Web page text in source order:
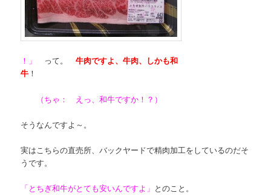
！」 って。牛肉ですよ、牛肉、しかも和
牛 ！
（ちゃ： えっ、和牛ですか！？）
そうなんですよ～。
実はこちらの直売所、バックヤードで精肉加工をしているのだそ
うです。
「とちぎ和牛がとても安いんですよ」 とのこと。